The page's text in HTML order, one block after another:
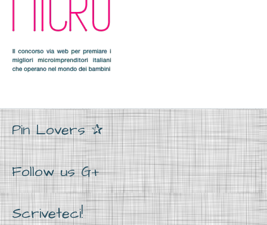
Pin Lovers ✰
Follow us G+
Scriveteci!